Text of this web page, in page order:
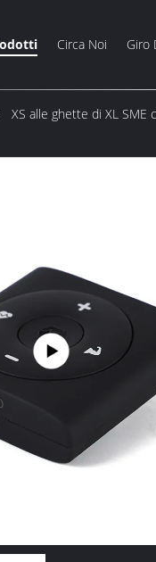
Circa Noi Giro
XS alle ghette di XL